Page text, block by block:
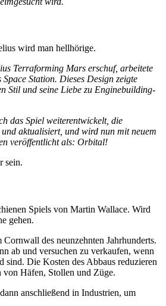
wird man hellhörige.
Terraforming Mars erschuf, arbeitete
Station. Dieses Design zeigte
Stil und seine Liebe zu Enginebuilding-
das Spiel weiterentwickelt, die
aktualisiert, und wird nun mit neuem
veröffentlicht als: Orbital!
sein.
Spiels von Martin Wallace. Wird
gehen.
des neunzehnten Jahrhunderts.
ab und versuchen zu verkaufen, wenn
sind. Die Kosten des Abbaus reduzieren
Häfen, Stollen und Züge.
anschließend in Industrien, um